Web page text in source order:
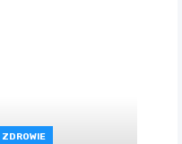
ZDROWIE